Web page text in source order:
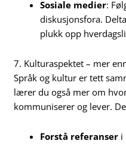
Sosiale medier:
diskusjonsfora.
plukk opp
7. Kulturaspektet – mer
Språk og kultur er tett
lærer du også mer om
kommuniserer og lever.
Forstå referanser i